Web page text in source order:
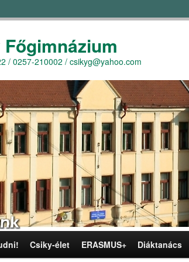
/ 0257-210002 / csikyg@yahoo.com
Csiky-élet ERASMUS+ Diáktanács